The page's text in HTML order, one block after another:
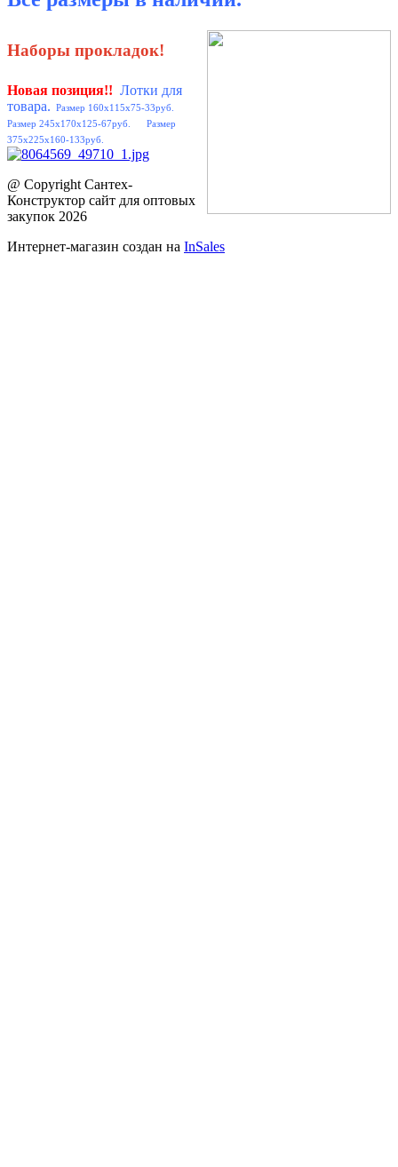
Наборы прокладок!
Новая позиция!! Лотки для
товара.
Размер 160x115x75-33руб.
Размер 245x170x125-67руб. Размер
375x225x160-133руб.
@ Copyright Сантех-
Конструктор сайт для оптовых
закупок 2026
Интернет-магазин создан на InSales